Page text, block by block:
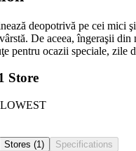
deopotrivă pe cei mici
De aceea, îngeraşii din
pentru ocazii speciale, zile
Store
LOWEST
Stores (1) Specifications